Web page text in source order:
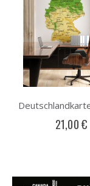
21,00 €